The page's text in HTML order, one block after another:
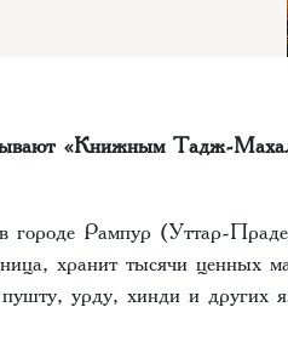
«Книжным Тадж-
в городе Рампур (Уттар-
хранит тысячи ценных
урду, хинди и других